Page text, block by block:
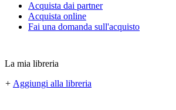
Acquista dai partner
Acquista online
Fai una domanda sull'acquisto
La mia libreria
+ Aggiungi alla libreria